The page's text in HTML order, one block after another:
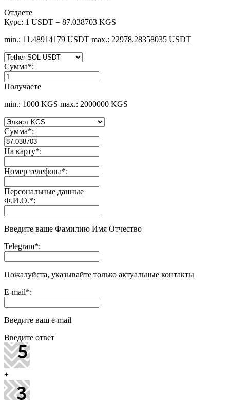
Отдаете
Курс: 1 USDT = 87.038703 KGS
min.: 11.48914179 USDT max.: 22978.28358035 USDT
Сумма*:
Получаете
min.: 1000 KGS max.: 2000000 KGS
Сумма*:
На карту*:
Номер телефона*:
Персональные данные
Ф.И.О.*:
Введите ваше Фамилию Имя Отчество
Telegram*:
Пожалуйста, указывайте только актуальные контакты
E-mail*:
Введите ваш e-mail
Введите ответ
+